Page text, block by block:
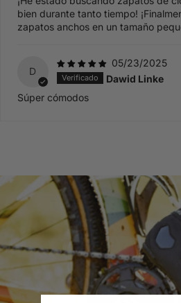
bien durante tanto tiempo!
zapatos anchos en un tamaño
D
05/23/2025
Dawid Linke
Súper cómodos